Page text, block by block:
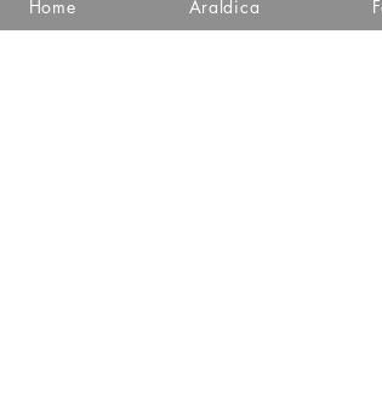
Home Araldica